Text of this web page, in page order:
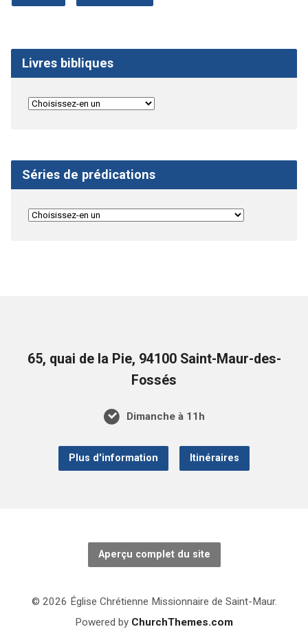
Livres bibliques
Séries de prédications
65, quai de la Pie, 94100 Saint-Maur-des-
Fossés
Dimanche à 11h
Plus d'information Itinéraires
Aperçu complet du site
© 2026 Église Chrétienne Missionnaire de Saint-Maur.
Powered by ChurchThemes.com